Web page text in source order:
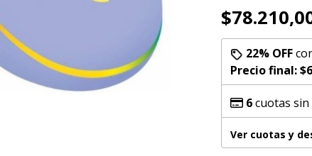
22% OFF
Precio final:
6cuotas sin
Ver cuotas y